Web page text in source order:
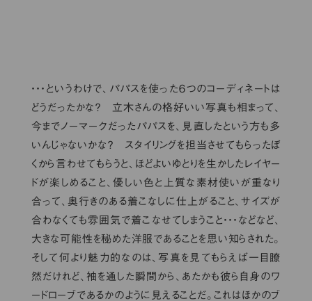
・・・というわけで、パパスを使った６つのコーディネートは
どうだったかな？ 立木さんの格好いい写真も相まって、
今までノーマークだったパパスを、見直したという方も多
いんじゃないかな？ スタイリングを担当させてもらったぼ
くから言わせてもらうと、ほどよいゆとりを生かしたレイヤー
ドが楽しめること、優しい色と上質な素材使いが重なり
合って、奥行きのある着こなしに仕上がること、サイズが
合わなくても雰囲気で着こなせてしまうこと・・・などなど、
大きな可能性を秘めた洋服であることを思い知らされた。
そして何より魅力的なのは、写真を見てもらえば一目瞭
然だけれど、袖を通した瞬間から、あたかも彼ら自身のワ
ードローブであるかのように見えることだ。これはほかのブ